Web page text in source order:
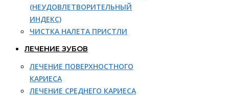
(НЕУДОВЛЕТВОРИТЕЛЬНЫЙ
ИНДЕКС)
ЧИСТКА НАЛЕТА ПРИСТЛИ
ЛЕЧЕНИЕ ЗУБОВ
ЛЕЧЕНИЕ ПОВЕРХНОСТНОГО
КАРИЕСА
ЛЕЧЕНИЕ СРЕДНЕГО КАРИЕСА